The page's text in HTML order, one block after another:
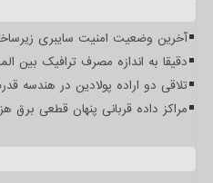
آخرین وضعیت امنیت سایبری
دقیقا به اندازه مصرف ترافیک بین
تلاقی دو اراده پولادین در هندسه
مراکز داده قربانی پنهان قطعی برق